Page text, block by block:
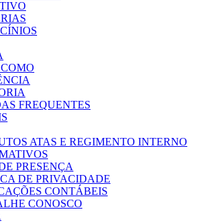
FREQUENTES
ATAS E REGIMENTO INTERNO
PRESENÇA
DE PRIVACIDADE
CONTÁBEIS
CONOSCO